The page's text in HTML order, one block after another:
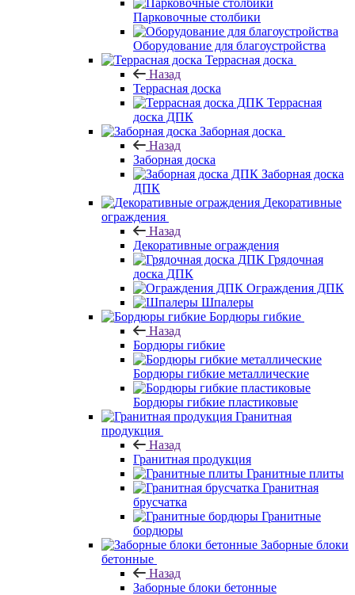
Парковочные столбики
Оборудование для благоустройства
Террасная доска
Назад
Террасная доска
Террасная
доска ДПК
Заборная доска
Назад
Заборная доска
Заборная доска
ДПК
Декоративные
ограждения
Назад
Декоративные ограждения
Грядочная
доска ДПК
Ограждения ДПК
Шпалеры
Бордюры гибкие
Назад
Бордюры гибкие
Бордюры гибкие металлические
Бордюры гибкие пластиковые
Гранитная
продукция
Назад
Гранитная продукция
Гранитные плиты
Гранитная
брусчатка
Гранитные
бордюры
Заборные блоки
бетонные
Назад
Заборные блоки бетонные